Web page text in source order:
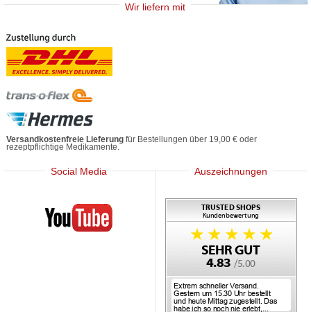
Wir liefern mit
Versandkostenfreie Lieferung für Bestellungen über 19,00 € oder
rezeptpflichtige Medikamente.
Social Media
Mediherz
Auszeichnungen